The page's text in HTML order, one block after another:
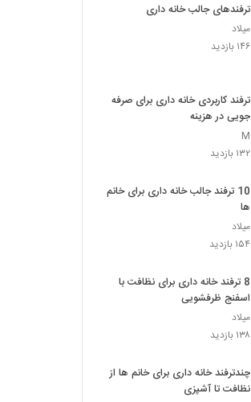
ترفندهای جالب خانه داری
میلاد
۱۴۶ بازدید
ترفند کاربردی خانه داری برای صرفه
جویی در هزینه
M
۱۳۲ بازدید
10 ترفند جالب خانه داری برای خانم
ها
میلاد
۱۵۴ بازدید
8 ترفند خانه داری برای نظافت با
اسفنج ظرفشویی
میلاد
۱۳۸ بازدید
چندترفند خانه داری برای خانم ها از
نظافت تا آشپزی